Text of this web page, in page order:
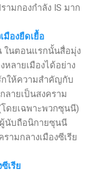
ามกองกำลัง IS มาก
มืองยืดเยื้อ
ในตอนแรกนั้นสื่อมุ่ง
ลายเมืองได้อย่าง
กให้ความสำคัญกับ
ลายเป็นสงคราม
ดยเฉพาะพวกซุนนี)
นับถือนิกายซุนนี
ามกลางเมืองซีเรีย
เรีย